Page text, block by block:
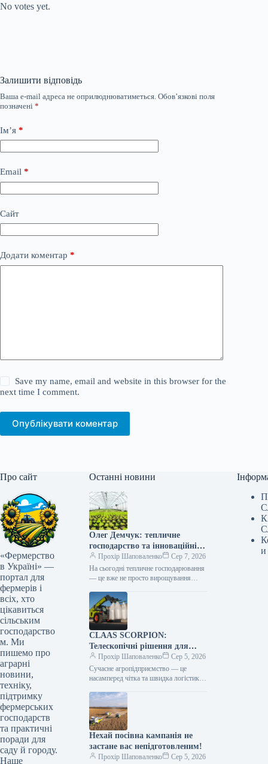
No votes yet.
Залишити відповідь
Ваша e-mail адреса не оприлюднюватиметься. Обов’язкові поля
позначені *
Ім’я *
Email *
Сайт
Додати коментар *
Save my name, email and website in this browser for the
next time I comment.
Опублікувати коментар
Про сайт
«Фермерство
в Україні» —
портал для
фермерів і
всіх, хто
цікавиться
сільським
господарство
м. Ми
пишемо про
аграрні
новини,
техніку,
підтримку
фермерських
господарств
та практичні
поради для
саду й городу.
Наше
Останні новини
Олег Демчук: тепличне
господарство та інноваційні
центри в Україні
Прохір Шаповаленко
Сер 7, 2026
На сьогодні тепличне господарювання
— це вже не просто вирощування
технологій та цифрових інструментів,
що…
CLAAS SCORPION:
Телескопічні рішення для
ефективного агрологістичного
менеджменту
Прохір Шаповаленко
Сер 5, 2026
Сучасне агропідприємство — це
насамперед чітка та швидка логістика.
тисяч тонн зерна, робота з
біогазовими…
Нехай посівна кампанія не
застане вас непідготовленим!
Прохір Шаповаленко Сер 5, 2026
и